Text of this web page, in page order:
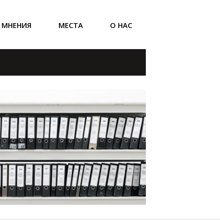
МНЕНИЯ МЕСТА О НАС